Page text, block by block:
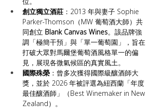
創立獨立酒莊 ：2013 年與妻子 Sophie
Parker-Thomson（MW 葡萄酒大師）共
同創立 Blank Canvas Wines。該品牌強
調「極簡干預」與「單一葡萄園」，旨在
打破大眾對馬爾堡葡萄酒風格單一的偏
見，展現各微氣候區的真實風土。
國際殊榮 ：曾多次獲得國際級釀酒師大
獎，並於 2026 年被評選為紐西蘭「年度
最佳釀酒師」（Best Winemaker in New
Zealand）。